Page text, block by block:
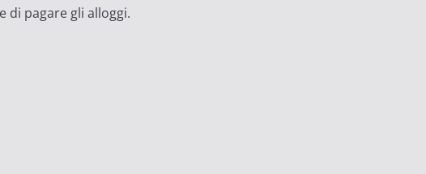
di pagare gli alloggi.